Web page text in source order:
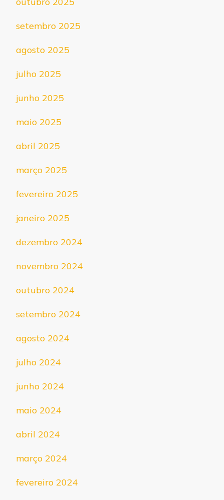
setembro 2025
agosto 2025
julho 2025
junho 2025
maio 2025
abril 2025
março 2025
fevereiro 2025
janeiro 2025
dezembro 2024
novembro 2024
outubro 2024
setembro 2024
agosto 2024
julho 2024
junho 2024
maio 2024
abril 2024
março 2024
fevereiro 2024